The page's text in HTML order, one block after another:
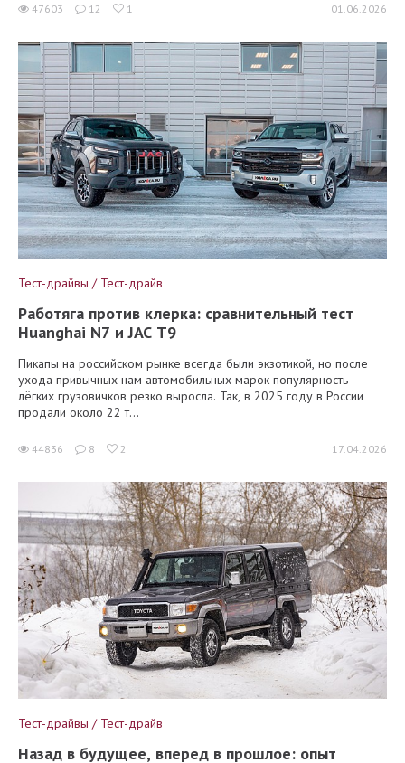
47603 12 1 01.06.2026
Тест-драйвы / Тест-драйв
Работяга против клерка: сравнительный тест
Huanghai N7 и JAC T9
Пикапы на российском рынке всегда были экзотикой, но после
ухода привычных нам автомобильных марок популярность
лёгких грузовичков резко выросла. Так, в 2025 году в России
продали около 22 т...
44836 8 2 17.04.2026
Тест-драйвы / Тест-драйв
Назад в будущее, вперед в прошлое: опыт